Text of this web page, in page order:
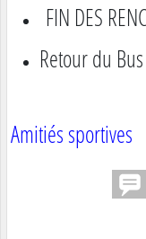
FIN DES
Retour du
Amitiés sportives